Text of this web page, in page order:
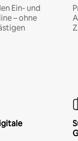
Ein- und
– ohne